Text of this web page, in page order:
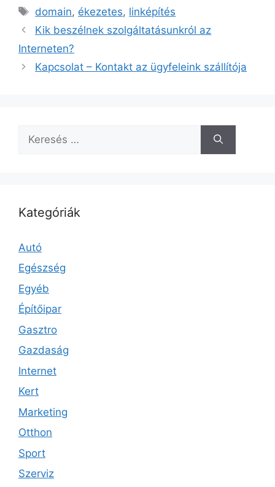
Címkék
domain, ékezetes, linképítés
Kik beszélnek szolgáltatásunkról az
Interneten?
Kapcsolat – Kontakt az ügyfeleink szállítója
Keresés:
Kategóriák
Autó
Egészség
Egyéb
Építőipar
Gasztro
Gazdaság
Internet
Kert
Marketing
Otthon
Sport
Szerviz